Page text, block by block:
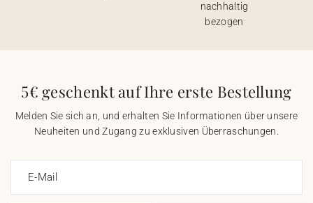
nachhaltig
bezogen
5€ geschenkt auf Ihre erste Bestellung
Melden Sie sich an, und erhalten Sie Informationen über unsere
Neuheiten und Zugang zu exklusiven Überraschungen.
E-Mail